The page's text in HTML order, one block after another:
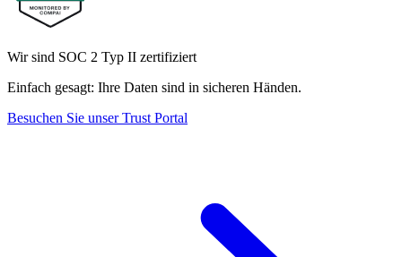
Wir sind SOC 2 Typ II zertifiziert
Einfach gesagt: Ihre Daten sind in sicheren Händen.
Besuchen Sie unser Trust Portal